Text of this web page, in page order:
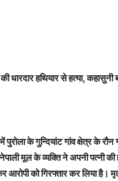
धारदार हथियार से हत्या, कहासुनी
में पुरोला के गुन्दियांट गांव क्षेत्र के
मूल के व्यक्ति ने अपनी पत्नी
आरोपी को गिरफ्तार कर लिया है।